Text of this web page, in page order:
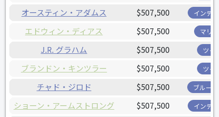
オースティン・アダムス $507,500 インデ
エドウィン・ディアス $507,500 マリ
J.R. グラハム $507,500 ツイ
ブランドン・キンツラー $507,500 ツイ
チャド・ジロド $507,500 ブルー
ショーン・アームストロング $507,500 インデ